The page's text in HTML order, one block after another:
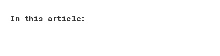
In this article: